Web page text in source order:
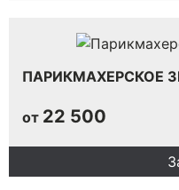
ПАРИКМАХЕРСКОЕ
от 22 500